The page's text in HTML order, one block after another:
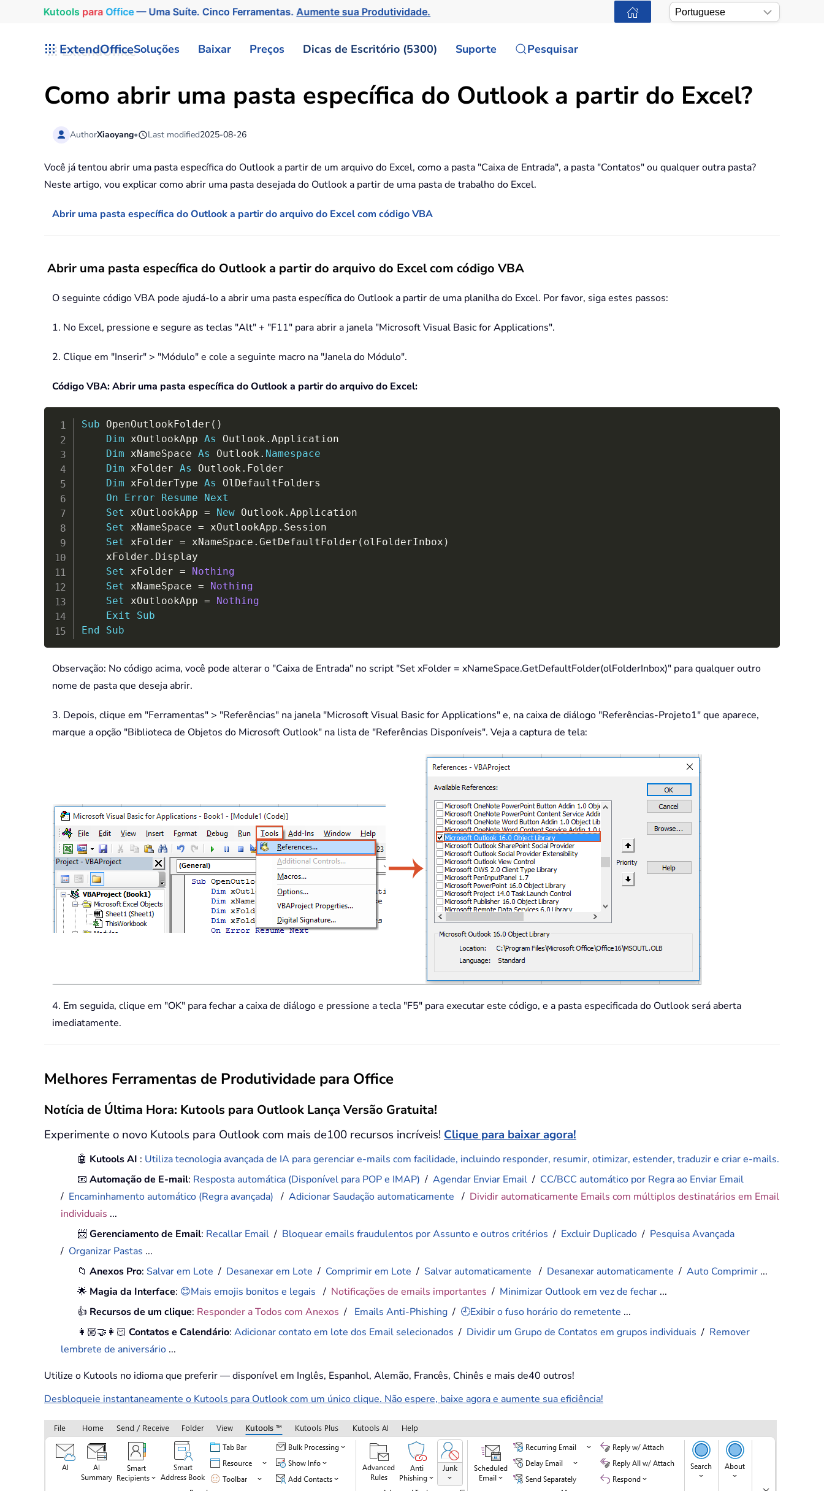
KutoolsparaOffice— Uma Suíte. Cinco Ferramentas.Aumente sua Produtividade.
ExtendOfficeSoluções Baixar Preços Dicas de Escritório (5300) Suporte Pesquisar
Como abrir uma pasta específica do Outlook a partir do Excel?
AuthorXiaoyang• Last modified2025-08-26
Você já tentou abrir uma pasta específica do Outlook a partir de um arquivo do Excel, como a pasta "Caixa de Entrada", a pasta "Contatos" ou qualquer outra pasta?
Neste artigo, vou explicar como abrir uma pasta desejada do Outlook a partir de uma pasta de trabalho do Excel.
Abrir uma pasta específica do Outlook a partir do arquivo do Excel com código VBA
Abrir uma pasta específica do Outlook a partir do arquivo do Excel com código VBA
O seguinte código VBA pode ajudá-lo a abrir uma pasta específica do Outlook a partir de uma planilha do Excel. Por favor, siga estes passos:
1. No Excel, pressione e segure as teclas "Alt" + "F11" para abrir a janela "Microsoft Visual Basic for Applications".
2. Clique em "Inserir" > "Módulo" e cole a seguinte macro na "Janela do Módulo".
Código VBA: Abrir uma pasta específica do Outlook a partir do arquivo do Excel:
Sub OpenOutlookFolder ( )
Dim xOutlookApp As Outlook . Application
Dim xNameSpace As Outlook . Namespace
Dim xFolder As Outlook . Folder
Dim xFolderType As OlDefaultFolders
On
Error Resume
Next
Set xOutlookApp = New Outlook . Application
Set xNameSpace = xOutlookApp . Session
Set xFolder = xNameSpace . GetDefaultFolder ( olFolderInbox )
    xFolder
. Display
Set xFolder =
Nothing
Set xNameSpace =
Nothing
Set xOutlookApp =
Nothing
Exit
Sub
End
Sub
Observação: No código acima, você pode alterar o "Caixa de Entrada" no script "Set xFolder = xNameSpace.GetDefaultFolder(olFolderInbox)" para qualquer outro
nome de pasta que deseja abrir.
3. Depois, clique em "Ferramentas" > "Referências" na janela "Microsoft Visual Basic for Applications" e, na caixa de diálogo "Referências-Projeto1" que aparece,
marque a opção "Biblioteca de Objetos do Microsoft Outlook" na lista de "Referências Disponíveis". Veja a captura de tela:
4. Em seguida, clique em "OK" para fechar a caixa de diálogo e pressione a tecla "F5" para executar este código, e a pasta especificada do Outlook será aberta
imediatamente.
Melhores Ferramentas de Produtividade para Office
Notícia de Última Hora: Kutools para Outlook Lança Versão Gratuita!
Experimente o novo Kutools para Outlook com mais de100 recursos incríveis! Clique para baixar agora!
🤖 Kutools AI : Utiliza tecnologia avançada de IA para gerenciar e-mails com facilidade, incluindo responder, resumir, otimizar, estender, traduzir e criar e-mails.
📧Automação de E-mail: Resposta automática (Disponível para POP e IMAP) /Agendar Enviar Email / CC/BCC automático por Regra ao Enviar Email
/ Encaminhamento automático (Regra avançada) /Adicionar Saudação automaticamente / Dividir automaticamente Emails com múltiplos destinatários em Email
individuais ...
📨Gerenciamento de Email: Recallar Email / Bloquear emails fraudulentos por Assunto e outros critérios / Excluir Duplicado / Pesquisa Avançada
/ Organizar Pastas ...
📁Anexos Pro: Salvar em Lote / Desanexar em Lote / Comprimir em Lote / Salvar automaticamente / Desanexar automaticamente /Auto Comprimir ...
🌟 Magia da Interface: 😊Mais emojis bonitos e legais / Notificações de emails importantes / Minimizar Outlook em vez de fechar ...
👍 Recursos de um clique: Responder a Todos com Anexos / Emails Anti-Phishing / 🕘Exibir o fuso horário do remetente ...
👩🏼‍🤝‍👩🏻Contatos e Calendário:Adicionar contato em lote dos Email selecionados / Dividir um Grupo de Contatos em grupos individuais / Remover
lembrete de aniversário ...
Utilize o Kutools no idioma que preferir — disponível em Inglês, Espanhol, Alemão, Francês, Chinês e mais de40 outros!
Desbloqueie instantaneamente o Kutools para Outlook com um único clique. Não espere, baixe agora e aumente sua eficiência!